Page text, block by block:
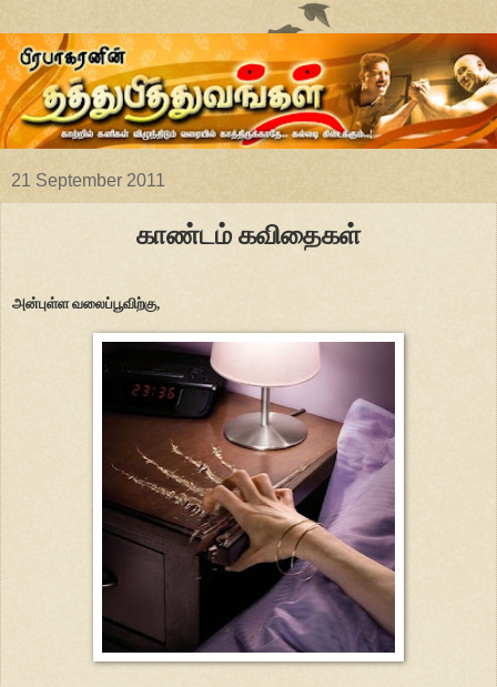
21 September 2011
காண்டம் கவிதைகள்
அன்புள்ள வலைப்பூவிற்கு,